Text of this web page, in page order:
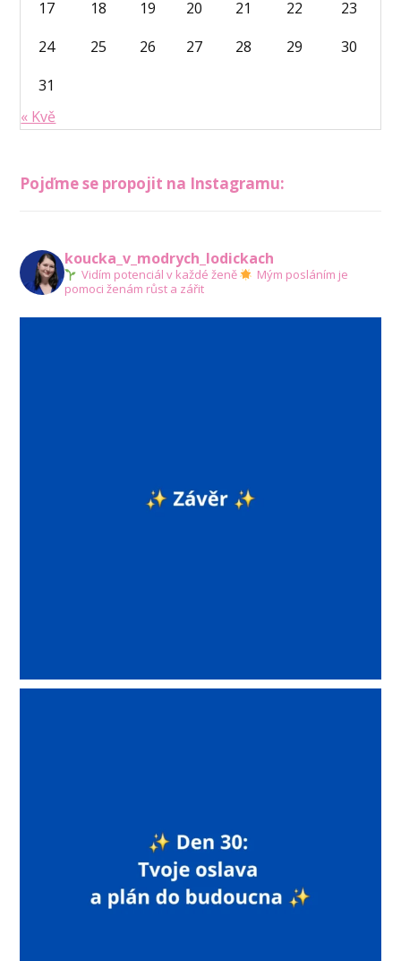
17 18 19 20 21 22
23
24
25 26 27 28 29
30
31
« Kvě
Pojďme se propojit na Instagramu:
koucka_v_modrych_lodickach
Vidím potenciál v každé ženě
Mým posláním je
pomoci ženám růst a zářit